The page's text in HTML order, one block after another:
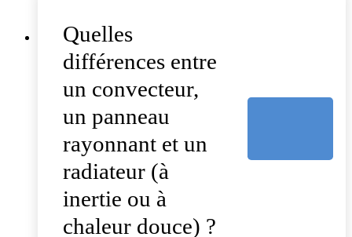
Quelles
différences entre
un convecteur,
un panneau
rayonnant et un
radiateur (à
inertie ou à
chaleur douce) ?